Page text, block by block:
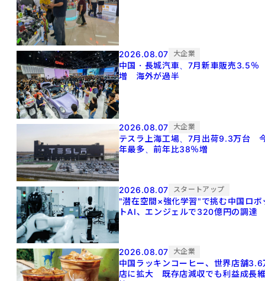
2026.08.07 大企業
中国・長城汽車、7月新車販売3.5％
増 海外が過半
2026.08.07 大企業
テスラ上海工場、7月出荷9.3万台
年最多、前年比38％増
2026.08.07 スタートアップ
"潜在空間×強化学習"で挑む中国ロボ
トAI、エンジェルで320億円の調達
2026.08.07 大企業
中国ラッキンコーヒー、世界店舗3.6
店に拡大 既存店減収でも利益成長